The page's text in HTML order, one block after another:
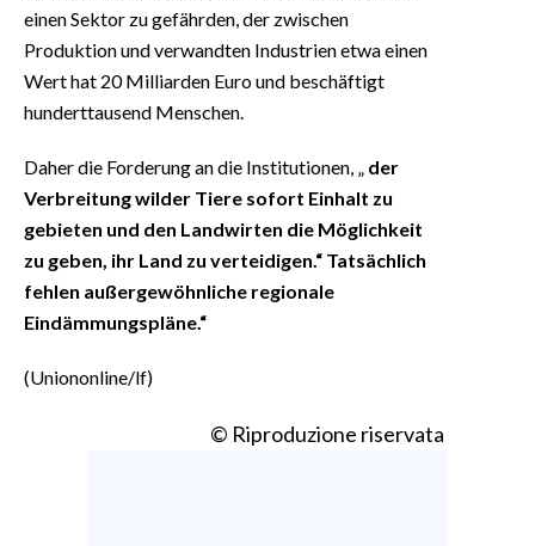
einen Sektor zu gefährden, der zwischen
Produktion und verwandten Industrien etwa einen
Wert hat 20 Milliarden Euro und beschäftigt
hunderttausend Menschen.
Daher die Forderung an die Institutionen, „ der
Verbreitung wilder Tiere sofort Einhalt zu
gebieten und den Landwirten die Möglichkeit
zu geben, ihr Land zu verteidigen.“ Tatsächlich
fehlen außergewöhnliche regionale
Eindämmungspläne.“
(Uniononline/lf)
© Riproduzione riservata